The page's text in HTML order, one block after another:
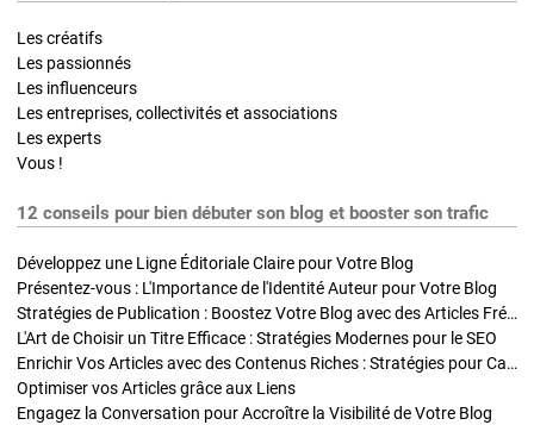
Les créatifs
Les passionnés
Les influenceurs
Les entreprises, collectivités et associations
Les experts
Vous !
12 conseils pour bien débuter son blog et booster son trafic
Développez une Ligne Éditoriale Claire pour Votre Blog
Présentez-vous : L'Importance de l'Identité Auteur pour Votre Blog
Stratégies de Publication : Boostez Votre Blog avec des Articles Fréquents et Exclusifs
L'Art de Choisir un Titre Efficace : Stratégies Modernes pour le SEO
Enrichir Vos Articles avec des Contenus Riches : Stratégies pour Captiver et Optimiser
Optimiser vos Articles grâce aux Liens
Engagez la Conversation pour Accroître la Visibilité de Votre Blog